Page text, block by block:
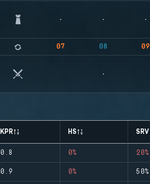
07 08 09
KPR HS SRV
0.8 0% 20%
0.9 0% 50%